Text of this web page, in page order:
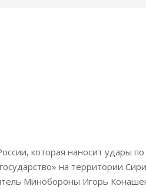
которая наносит удары
на территории
Минобороны Игорь